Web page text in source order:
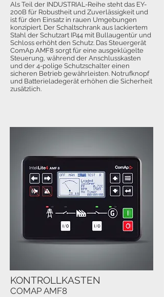
Als Teil der INDUSTRIAL-Reihe steht das EY-
200B für Robustheit und Zuverlässigkeit und
ist für den Einsatz in rauen Umgebungen
konzipiert. Der Schaltschrank aus lackiertem
Stahl der Schutzart IP44 mit Bullaugentür und
Schloss erhöht den Schutz. Das Steuergerät
ComAp AMF8 sorgt für eine ausgeklügelte
Steuerung, während der Anschlusskasten
und der 4-polige Schutzschalter einen
sicheren Betrieb gewährleisten. Notrufknopf
und Batterieladegerät erhöhen die Sicherheit
zusätzlich.
KONTROLLKASTEN
COMAP AMF8